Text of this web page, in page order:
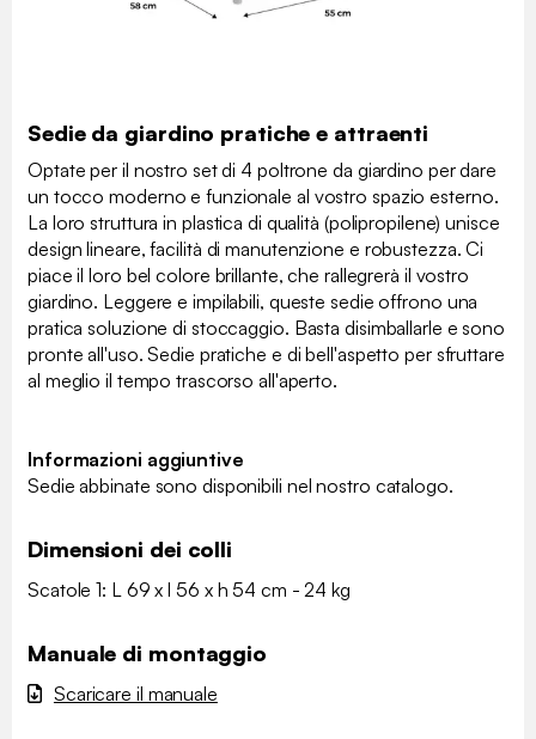
Sedie da giardino pratiche e attraenti
Optate per il nostro set di 4 poltrone da giardino per dare
un tocco moderno e funzionale al vostro spazio esterno.
La loro struttura in plastica di qualità (polipropilene) unisce
design lineare, facilità di manutenzione e robustezza. Ci
piace il loro bel colore brillante, che rallegrerà il vostro
giardino. Leggere e impilabili, queste sedie offrono una
pratica soluzione di stoccaggio. Basta disimballarle e sono
pronte all'uso. Sedie pratiche e di bell'aspetto per sfruttare
al meglio il tempo trascorso all'aperto.
Informazioni aggiuntive
Sedie abbinate sono disponibili nel nostro catalogo.
Dimensioni dei colli
Scatole 1: L 69 x l 56 x h 54 cm - 24 kg
Manuale di montaggio
Scaricare il manuale